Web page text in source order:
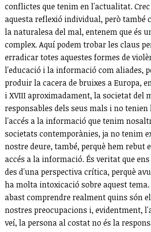
conflictes que tenim en l'actualitat.
aquesta reflexió individual, però també
la naturalesa del mal, entenem que és
complex. Aquí podem trobar les claus
erradicar totes aquestes formes de
l'educació i la informació com aliades,
produir la cacera de bruixes a Europa,
i XVIII aproximadament, la societat del
responsables dels seus mals i no
l'accés a la informació que tenim
societats contemporànies, ja no tenim
nostre deure, també, perquè hem rebut
accés a la informació. És veritat que
des d'una perspectiva crítica, perquè
ha molta intoxicació sobre aquest
abast comprendre realment quins són
nostres preocupacions i, evidentment,
veí, la persona al costat no és la